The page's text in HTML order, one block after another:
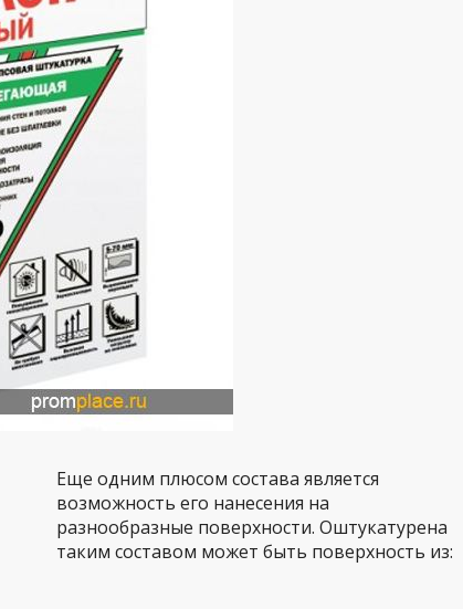
Еще одним плюсом состава является
возможность его нанесения на
разнообразные поверхности. Оштукатурена
таким составом может быть поверхность из: